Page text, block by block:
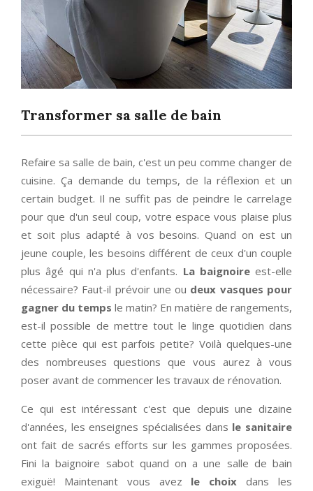
Transformer sa salle de bain
Refaire sa salle de bain, c'est un peu comme changer de
cuisine. Ça demande du temps, de la réflexion et un
certain budget. Il ne suffit pas de peindre le carrelage
pour que d'un seul coup, votre espace vous plaise plus
et soit plus adapté à vos besoins. Quand on est un
jeune couple, les besoins différent de ceux d'un couple
plus âgé qui n'a plus d'enfants. La baignoireest-elle
nécessaire? Faut-il prévoir une ou deux vasques pour
gagner du temps le matin? En matière de rangements,
est-il possible de mettre tout le linge quotidien dans
cette pièce qui est parfois petite? Voilà quelques-une
des nombreuses questions que vous aurez à vous
poser avant de commencer les travaux de rénovation.
Ce qui est intéressant c'est que depuis une dizaine
d'années, les enseignes spécialisées dans le sanitaire
ont fait de sacrés efforts sur les gammes proposées.
Fini la baignoire sabot quand on a une salle de bain
exiguë! Maintenant vous avez le choix dans les